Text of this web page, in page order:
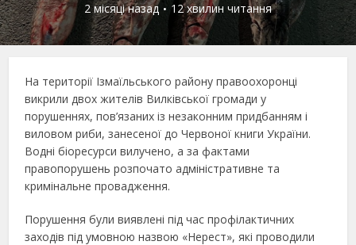
2 місяці назад 12 хвилин читання
На території Ізмаїльського району правоохоронці
викрили двох жителів Вилківської громади у
порушеннях, пов’язаних із незаконним придбанням і
виловом риби, занесеної до Червоної книги України.
Водні біоресурси вилучено, а за фактами
правопорушень розпочато адміністративне та
кримінальне провадження.
Порушення були виявлені під час профілактичних
заходів під умовною назвою «Нерест», які проводили